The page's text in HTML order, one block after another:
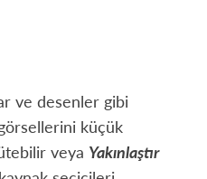
ve desenler gibi
küçük
veya Yakınlaştır